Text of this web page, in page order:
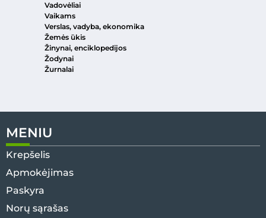
Vadovėliai
Vaikams
Verslas, vadyba, ekonomika
Žemės ūkis
Žinynai, enciklopedijos
Žodynai
Žurnalai
MENIU
Krepšelis
Apmokėjimas
Paskyra
Norų sąrašas